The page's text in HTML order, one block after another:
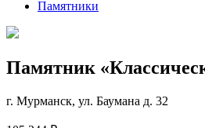
Памятники
Памятник
г. Мурманск, ул. Баумана д. 32